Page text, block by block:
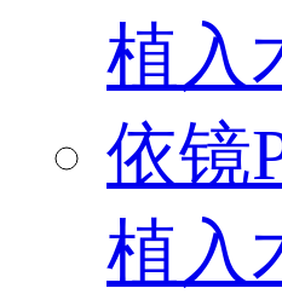
植入
依镜
植入